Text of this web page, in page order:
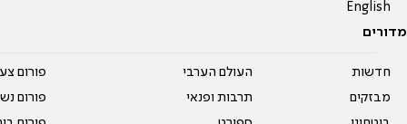
English
מדורים
חדשות
מבזקים
העולם הערבי
תרבות ופנאי
פורום
פורום